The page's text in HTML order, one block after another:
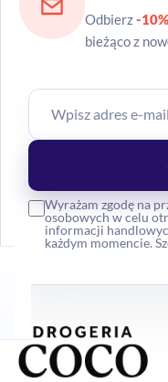
Odbierz-10%
bieżąco z
Wyrażam zgodę na
osobowych w celu
informacji
każdym momencie.